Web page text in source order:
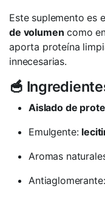
Este suplemento es
de volumen como
aporta proteína
innecesarias.
🥣
Aislado de
Emulgente:
Aromas